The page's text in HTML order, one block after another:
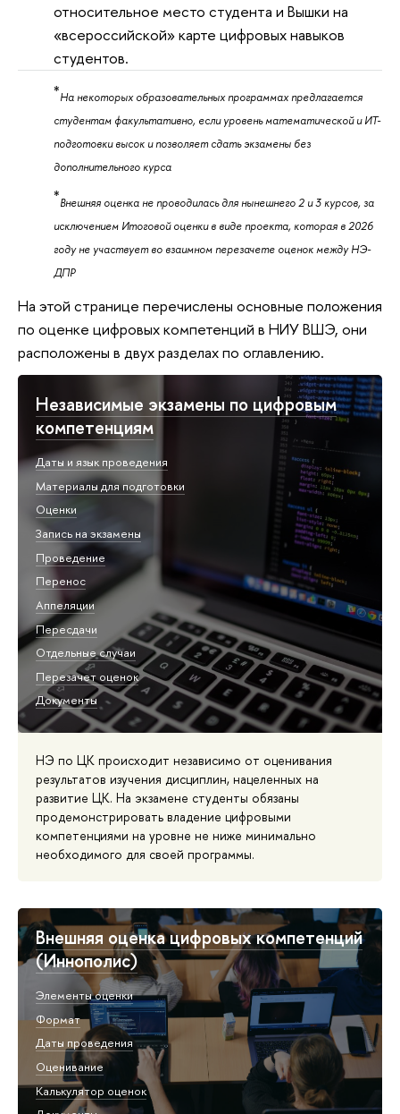
относительное место студента и Вышки на
«всероссийской» карте цифровых навыков
студентов.
*На некоторых образовательных программах предлагается
студентам факультативно, если уровень математической и ИТ-
подготовки высок и позволяет сдать экзамены без
дополнительного курса
*Внешняя оценка не проводилась для нынешнего 2 и 3 курсов, за
исключением Итоговой оценки в виде проекта, которая в 2026
году не участвует во взаимном перезачете оценок между НЭ-
ДПР
На этой странице перечислены основные положения
по оценке цифровых компетенций в НИУ ВШЭ, они
расположены в двух разделах по оглавлению.
Независимые экзамены по цифровым
компетенциям
Даты и язык проведения
Материалы для подготовки
Оценки
Запись на экзамены
Проведение
Перенос
Аппеляции
Пересдачи
Отдельные случаи
Перезачет оценок
Документы
НЭ по ЦК происходит независимо от оценивания
результатов изучения дисциплин, нацеленных на
развитие ЦК. На экзамене студенты обязаны
продемонстрировать владение цифровыми
компетенциями на уровне не ниже минимально
необходимого для своей программы.
Внешняя оценка цифровых компетенций
(Иннополис)
Элементы оценки
Формат
Даты проведения
Оценивание
Калькулятор оценок